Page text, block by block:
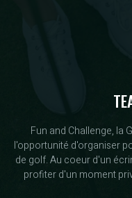
Fun and Challenge, la
l'opportunité d'organiser
de golf. Au coeur d'un
profiter d'un moment